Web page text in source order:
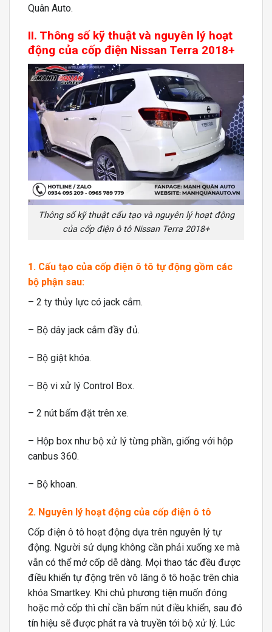
Quân Auto.
II. Thông số kỹ thuật và nguyên lý hoạt
động của cốp điện Nissan Terra 2018+
Thông số kỹ thuật cấu tạo và nguyên lý hoạt động
của cốp điện ô tô Nissan Terra 2018+
1. Cấu tạo của cốp điện ô tô tự động gồm các
bộ phận sau:
– 2 ty thủy lực có jack cắm.
– Bộ dây jack cắm đầy đủ.
– Bộ giật khóa.
– Bộ vi xử lý Control Box.
– 2 nút bấm đặt trên xe.
– Hộp box như bộ xử lý từng phần, giống với hộp
canbus 360.
– Bộ khoan.
2. Nguyên lý hoạt động của cốp điện ô tô
Cốp điện ô tô hoạt động dựa trên nguyên lý tự
động. Người sử dụng không cần phải xuống xe mà
vẫn có thể mở cốp dễ dàng. Mọi thao tác đều được
điều khiển tự động trên vô lăng ô tô hoặc trên chìa
khóa Smartkey. Khi chủ phương tiện muốn đóng
hoặc mở cốp thì chỉ cần bấm nút điều khiển, sau đó
tín hiệu sẽ được phát ra và truyền tới bộ xử lý. Lúc